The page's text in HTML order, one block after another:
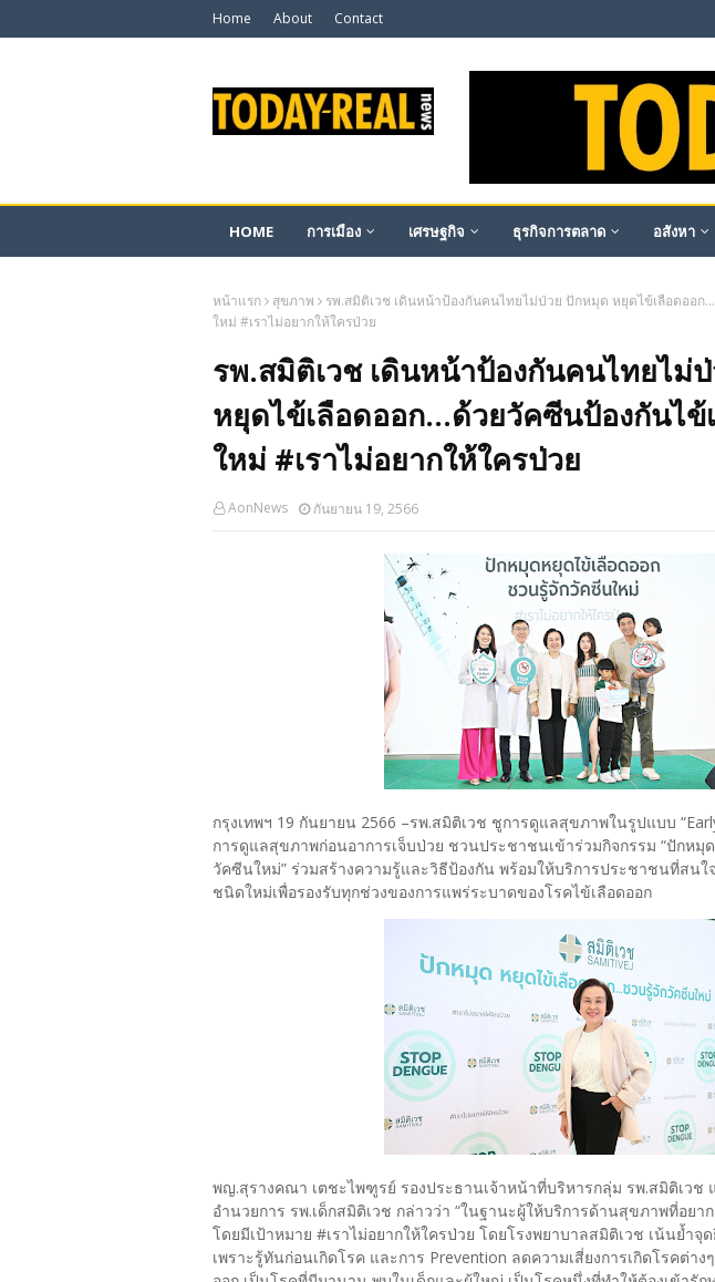
Home About Contact
HOME การเมือง เศรษฐกิจ ธุรกิจการตลาด อสังหา
หน้าแรก สุขภาพ
รพ.สมิติเวช เดินหน้าป้องกันคนไทยไม่ป่วย ปักหมุด หยุดไข้เลือดออก
ใหม่ #เราไม่อยากให้ใครป่วย
รพ.สมิติเวช เดินหน้าป้องกันคนไทยไม่
หยุดไข้เลือดออก...ด้วยวัคซีนป้องกันไ
ใหม่ #เราไม่อยากให้ใครป่วย
AonNews กันยายน 19, 2566
กรุงเทพฯ 19 กันยายน 2566 –รพ.สมิติเวช ชูการดูแลสุขภาพในรูปแบบ
การดูแลสุขภาพก่อนอาการเจ็บป่วย ชวนประชาชนเข้าร่วมกิจกรรม “ปักหมุ
วัคซีนใหม่” ร่วมสร้างความรู้และวิธีป้องกัน พร้อมให้บริการประชาชนที่สนใ
ชนิดใหม่เพื่อรองรับทุกช่วงของการแพร่ระบาดของโรคไข้เลือดออก
พญ.สุรางคณา เตชะไพฑูรย์ รองประธานเจ้าหน้าที่บริหารกลุ่ม รพ.สมิติเวช
อำนวยการ รพ.เด็กสมิติเวช กล่าวว่า “ในฐานะผู้ให้บริการด้านสุขภาพที่อย
โดยมีเป้าหมาย #เราไม่อยากให้ใครป่วย โดยโรงพยาบาลสมิติเวช เน้นย้ำจุ
เพราะรู้ทันก่อนเกิดโรค และการ Prevention ลดความเสี่ยงการเกิดโรคต่า